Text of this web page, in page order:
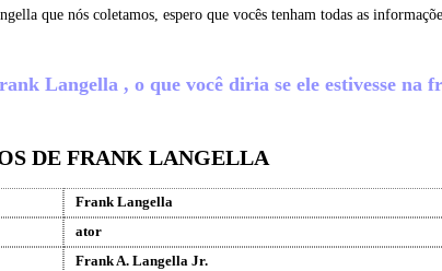
que nós coletamos, espero que vocês tenham todas as
Langella , o que você diria se ele estivesse na
DE FRANK LANGELLA
Frank Langella
ator
Frank A. Langella Jr.